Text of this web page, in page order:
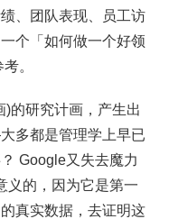
、团队表现、员工访
个「如何做一个好领
。
)的研究计画，产生出
多都是管理学上早已
Google又失去魔力
义的，因为它是第一
真实数据，去证明这